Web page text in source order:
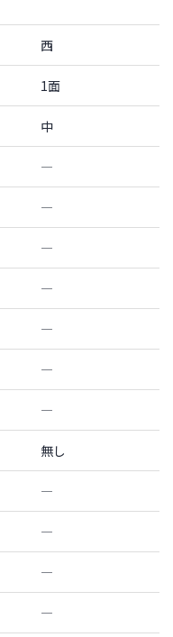
西
1面
中
―
―
―
―
―
―
―
無し
―
―
―
―